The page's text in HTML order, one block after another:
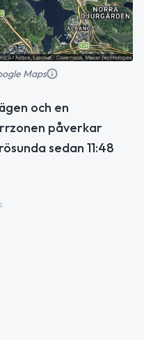
Maps
och en
påverkar
sedan 11:48